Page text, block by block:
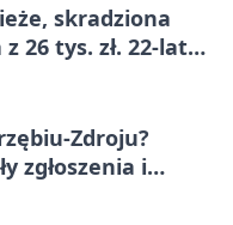
skradziona
26 tys. zł. 22-latek
Zdroju?
zgłoszenia i